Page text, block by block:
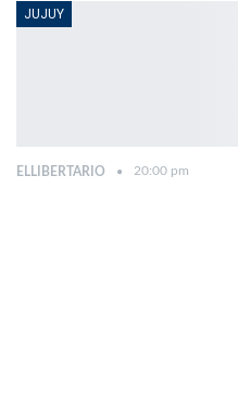
JUJUY
ELLIBERTARIO 20:00 pm